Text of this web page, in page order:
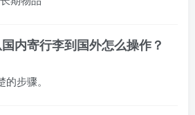
内寄行李到国外怎么操作？
步骤。